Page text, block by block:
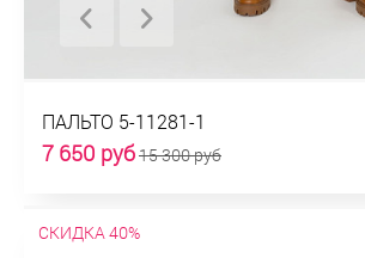
ПАЛЬТО 5-11281-1
7 650 руб15 300 руб
СКИДКА 40%